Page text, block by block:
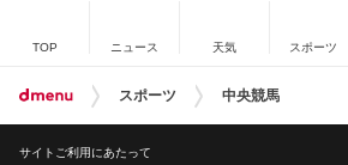
TOP ニュース 天気 スポーツ
スポーツ 中央競馬
サイトご利用にあたって